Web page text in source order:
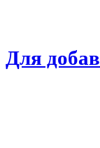
Для